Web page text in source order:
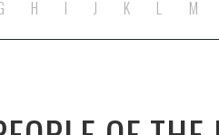
H I J K L M